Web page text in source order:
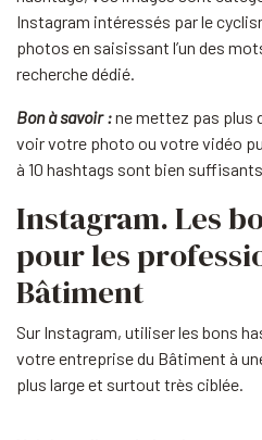
Instagram intéressés par le
photos en saisissant l’un des
recherche dédié.
Bon à savoir :ne mettez pas plus
voir votre photo ou votre vidéo
à 10 hashtags sont bien
Instagram. Les
pour les
Bâtiment
Sur Instagram, utiliser les bons
votre entreprise du Bâtiment à
plus large et surtout très ciblée.